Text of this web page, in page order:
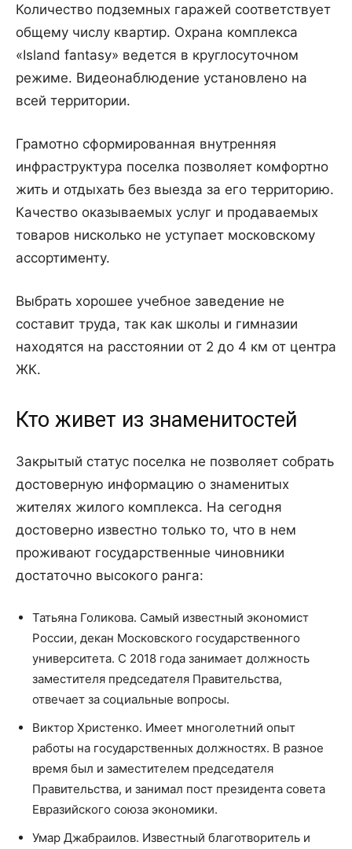
Количество подземных гаражей соответствует
общему числу квартир. Охрана комплекса
«Island fantasy» ведется в круглосуточном
режиме. Видеонаблюдение установлено на
всей территории.
Грамотно сформированная внутренняя
инфраструктура поселка позволяет комфортно
жить и отдыхать без выезда за его территорию.
Качество оказываемых услуг и продаваемых
товаров нисколько не уступает московскому
ассортименту.
Выбрать хорошее учебное заведение не
составит труда, так как школы и гимназии
находятся на расстоянии от 2 до 4 км от центра
ЖК.
Кто живет из знаменитостей
Закрытый статус поселка не позволяет собрать
достоверную информацию о знаменитых
жителях жилого комплекса. На сегодня
достоверно известно только то, что в нем
проживают государственные чиновники
достаточно высокого ранга:
Татьяна Голикова. Самый известный экономист
России, декан Московского государственного
университета. С 2018 года занимает должность
заместителя председателя Правительства,
отвечает за социальные вопросы.
Виктор Христенко. Имеет многолетний опыт
работы на государственных должностях. В разное
время был и заместителем председателя
Правительства, и занимал пост президента совета
Евразийского союза экономики.
Умар Джабраилов. Известный благотворитель и